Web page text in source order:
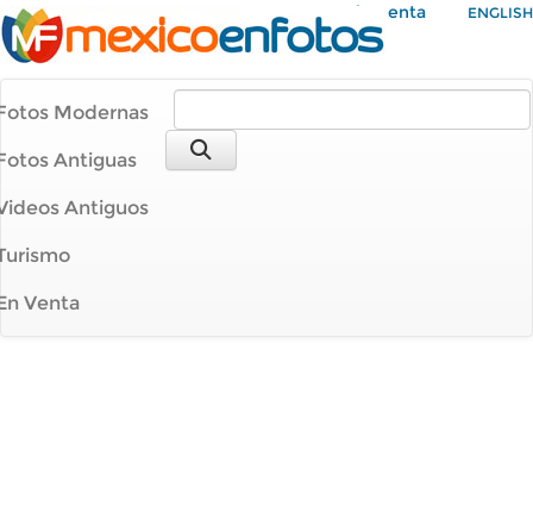
Mi Cuenta ENGLISH
Modernas
Antiguas
Antiguos
Venta